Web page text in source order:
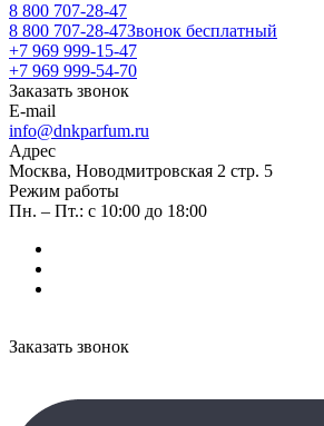
8 800 707-28-47
8 800 707-28-47Звонок бесплатный
+7 969 999-15-47
+7 969 999-54-70
Заказать звонок
E-mail
info@dnkparfum.ru
Адрес
Москва, Новодмитровская 2 стр. 5
Режим работы
Пн. – Пт.: с 10:00 до 18:00
Заказать звонок